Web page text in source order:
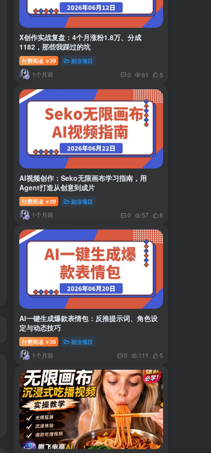
小红书卖虚拟产品：音乐优盘，1个月稳挣1-3万 美女套图1TB，花了188买来的
X创作实战复盘：4个月涨粉1.8万、分成
1182，那些我踩过的坑
付费阅读 ￥29 副业项目
1个月前 0 61 5
AI视频创作：Seko无限画布学习指南，用
Agent打造从创意到成片
付费阅读 ￥29 副业项目
1个月前 0 57 6
AI一键生成爆款表情包：反推提示词、角色设
定与动态技巧
付费阅读 ￥39 副业项目
1个月前 0 111 5